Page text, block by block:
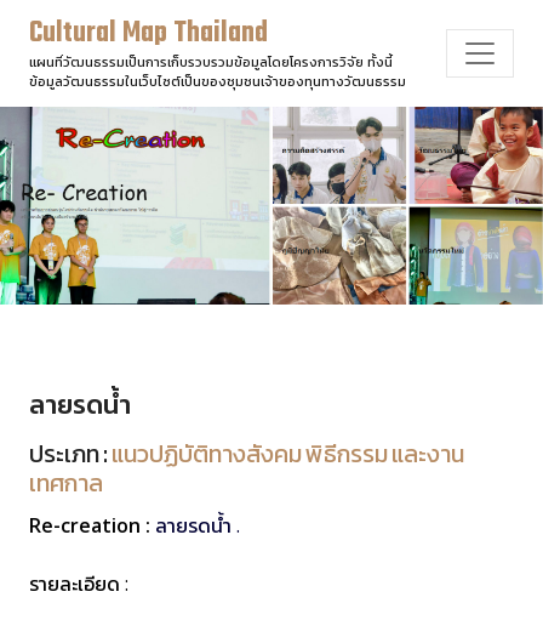
Cultural Map Thailand
แผนที่วัฒนธรรมเป็นการเก็บรวบรวมข้อมูลโดยโครงการวิจัย ทั้งนี้
ข้อมูลวัฒนธรรมในเว็บไซต์เป็นของชุมชนเจ้าของทุนทางวัฒนธรรม
ลายรดน้ำ
ประเภท :แนวปฏิบัติทางสังคม พิธีกรรม และงาน
เทศกาล
Re-creation : ลายรดน้ำ .
รายละเอียด :